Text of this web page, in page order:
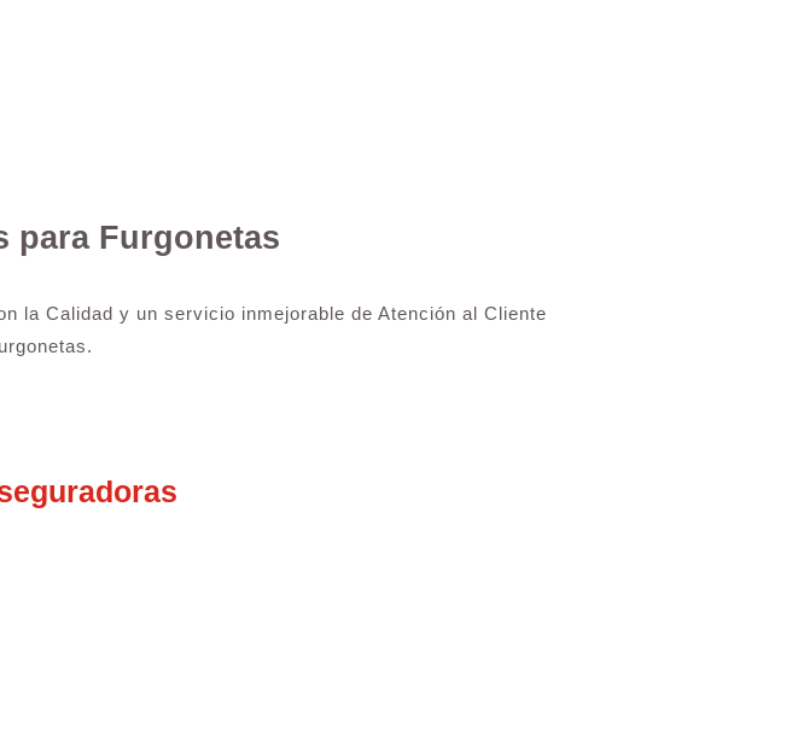
para Furgonetas
la Calidad y un servicio inmejorable de Atención al Cliente